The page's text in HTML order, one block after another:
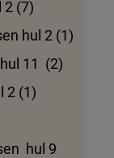
(7)
hul 2 (1)
11 (2)
2 (1)
hul 9